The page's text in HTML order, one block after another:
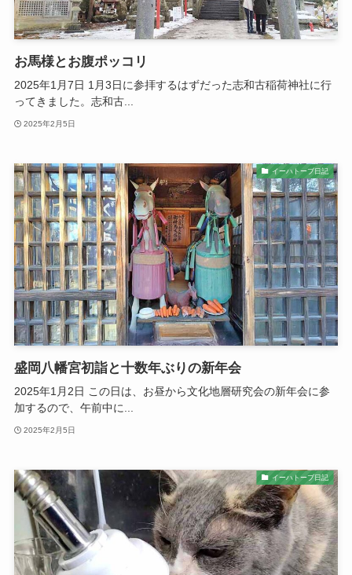
お馬様とお腹ポッコリ
2025年1月7日 1月3日に参拝するはずだった志和古稲荷神社に行
ってきました。志和古...
2025年2月5日
イーハトーブ日記
盛岡八幡宮初詣と十数年ぶりの新年会
2025年1月2日 この日は、お昼から文化地層研究会の新年会に参
加するので、午前中に...
2025年2月5日
イーハトーブ日記